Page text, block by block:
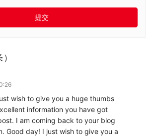
提交
wish to give you a huge thumbs
information you have got
I am coming back to your blog
Good day! I just wish to give you a